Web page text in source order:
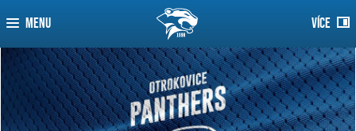
MENU VÍCE